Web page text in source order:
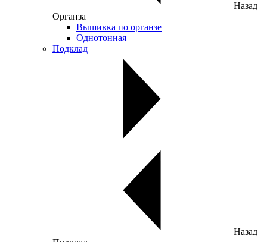
Назад
Органза
Вышивка по органзе
Однотонная
Подклад
Назад